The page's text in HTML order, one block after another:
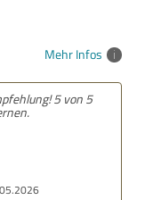
Mehr Infos
5 von 5